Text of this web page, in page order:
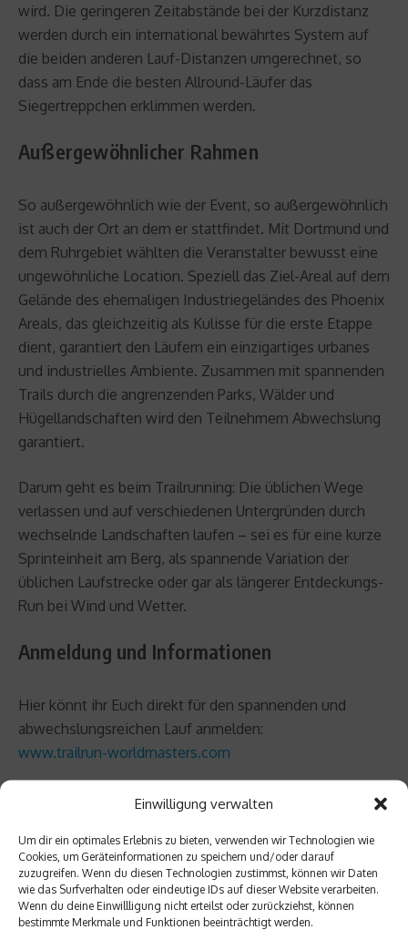
Einwilligung verwalten
Um dir ein optimales Erlebnis zu bieten, verwenden wir Technologien wie
Cookies, um Geräteinformationen zu speichern und/oder darauf
zuzugreifen. Wenn du diesen Technologien zustimmst, können wir Daten
wie das Surfverhalten oder eindeutige IDs auf dieser Website verarbeiten.
Wenn du deine Einwillligung nicht erteilst oder zurückziehst, können
bestimmte Merkmale und Funktionen beeinträchtigt werden.
wird. Die geringeren Zeitabstände bei der Kurzdistanz
werden durch ein international bewährtes System auf
die beiden anderen Lauf-Distanzen umgerechnet, so
dass am Ende die besten Allround-Läufer das
Siegertreppchen erklimmen werden.
Außergewöhnlicher Rahmen
So außergewöhnlich wie der Event, so außergewöhnlich
ist auch der Ort an dem er stattfindet. Mit Dortmund und
dem Ruhrgebiet wählten die Veranstalter bewusst eine
ungewöhnliche Location. Speziell das Ziel-Areal auf dem
Gelände des ehemaligen Industriegeländes des Phoenix
Areals, das gleichzeitig als Kulisse für die erste Etappe
dient, garantiert den Läufern ein einzigartiges urbanes
und industrielles Ambiente. Zusammen mit spannenden
Trails durch die angrenzenden Parks, Wälder und
Hügellandschaften wird den Teilnehmern Abwechslung
garantiert.
Darum geht es beim Trailrunning: Die üblichen Wege
verlassen und auf verschiedenen Untergründen durch
wechselnde Landschaften laufen – sei es für eine kurze
Sprinteinheit am Berg, als spannende Variation der
üblichen Laufstrecke oder gar als längerer Entdeckungs-
Run bei Wind und Wetter.
Anmeldung und Informationen
Hier könnt ihr Euch direkt für den spannenden und
abwechslungsreichen Lauf anmelden:
www.trailrun-worldmasters.com
Dort findet Ihr auch alle weiteren Informationen zum
Auf der nächsten Seite erwartet Euch schon mal der
Zeitplan der drei Wettkampftagein Dortmund.